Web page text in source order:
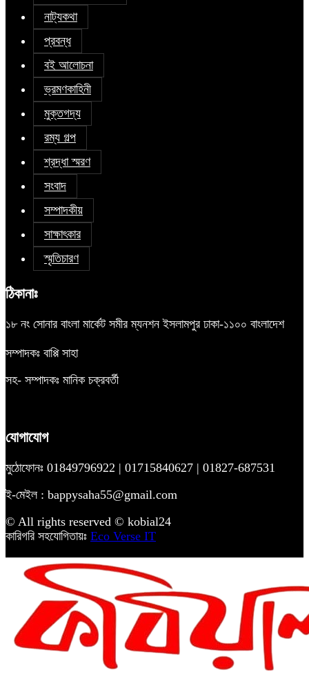
নাট্যকথা
প্রবন্ধ
বই আলোচনা
ভ্রমণকাহিনী
মুক্তগদ্য
রম্য গল্প
শ্রদ্ধা স্মরণ
সংবাদ
সম্পাদকীয়
সাক্ষাৎকার
স্মৃতিচারণ
ঠিকানাঃ
১৮ নং সোনার বাংলা মার্কেট সমীর ম্যনশন ইসলামপুর ঢাকা-১১০০ বাংলাদেশ
সম্পাদকঃ বাপ্পি সাহা
সহ- সম্পাদকঃ মানিক চক্রবর্তী
যোগাযোগ
মুঠোফোনঃ 01849796922 | 01715840627 | 01827-687531
ই-মেইল : bappysaha55@gmail.com
© All rights reserved © kobial24
কারিগরি সহযোগিতায়ঃ Eco Verse IT